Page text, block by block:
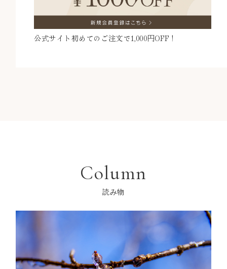
公式サイト初めてのご注文で1,000円OFF！
Column
読み物